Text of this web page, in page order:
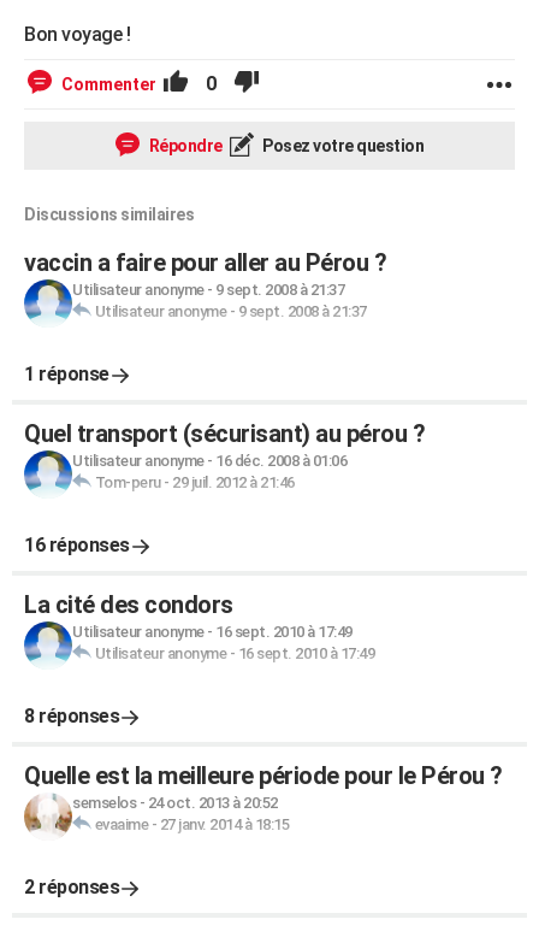
Bon voyage !
Commenter 0
Répondre Posez votre question
Discussions similaires
vaccin a faire pour aller au Pérou ?
Utilisateur anonyme- 9 sept. 2008 à 21:37
Utilisateur anonyme- 9 sept. 2008 à 21:37
1 réponse
Quel transport (sécurisant) au pérou ?
Utilisateur anonyme- 16 déc. 2008 à 01:06
Tom-peru- 29 juil. 2012 à 21:46
16 réponses
La cité des condors
Utilisateur anonyme- 16 sept. 2010 à 17:49
Utilisateur anonyme- 16 sept. 2010 à 17:49
8 réponses
Quelle est la meilleure période pour le Pérou ?
semselos- 24 oct. 2013 à 20:52
evaaime- 27 janv. 2014 à 18:15
2 réponses